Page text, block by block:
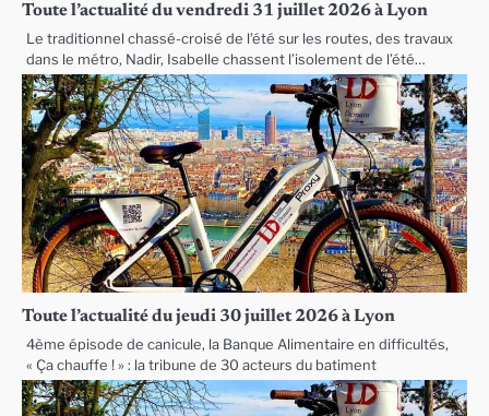
Toute l’actualité du vendredi 31 juillet 2026 à Lyon
Le traditionnel chassé-croisé de l’été sur les routes, des travaux
dans le métro, Nadir, Isabelle chassent l’isolement de l’été…
Toute l’actualité du jeudi 30 juillet 2026 à Lyon
4ème épisode de canicule, la Banque Alimentaire en difficultés,
« Ça chauffe ! » : la tribune de 30 acteurs du batiment